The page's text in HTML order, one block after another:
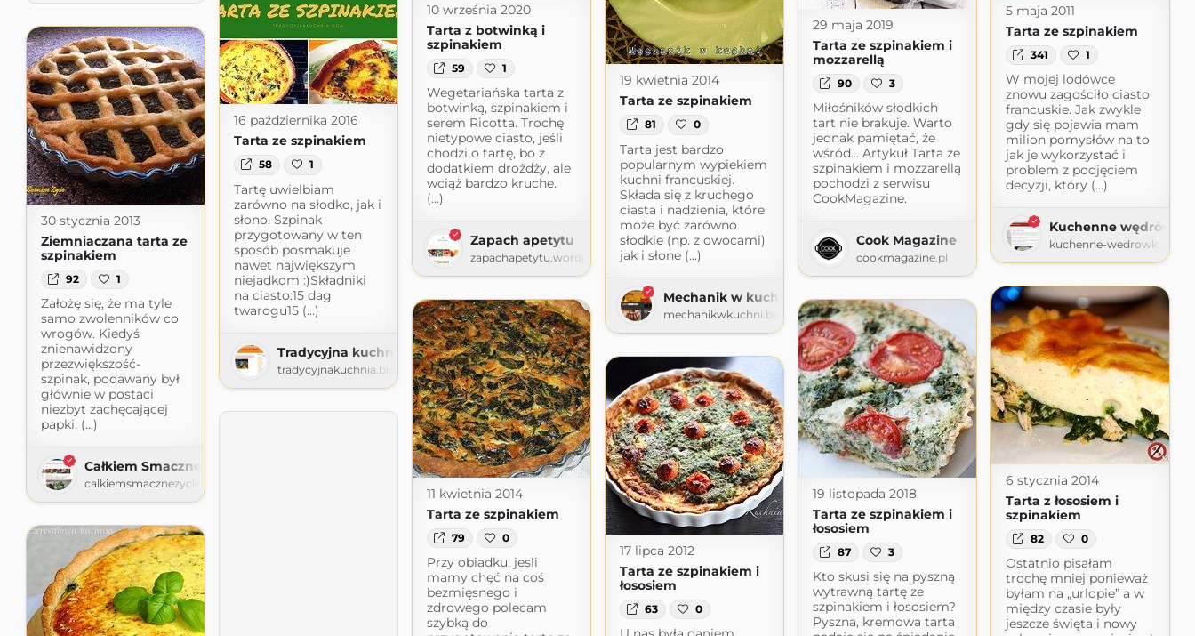
10 września 2020
Tarta z botwinką i
szpinakiem
59 1
Wegetariańska tarta z
botwinką, szpinakiem i
serem Ricotta. Trochę
nietypowe ciasto, jeśli
chodzi o tartę, bo z
dodatkiem drożdży, ale
wciąż bardzo kruche.
(...)
Zapach apetytu
zapachapetytu.wordpress.com
5 maja 2011
Tarta ze szpinakiem
341 1
W mojej lodówce
znowu zagościło ciasto
francuskie. Jak zwykle
gdy się pojawia mam
milion pomysłów na to
jak je wykorzystać i
problem z podjęciem
decyzji, który (...)
Kuchenne wędrówki
kuchenne-
29 maja 2019
Tarta ze szpinakiem i
mozzarellą
90 3
Miłośników słodkich
tart nie brakuje. Warto
jednak pamiętać, że
wśród... Artykuł Tarta ze
szpinakiem i mozzarellą
pochodzi z serwisu
CookMagazine.
Cook Magazine
cookmagazine.pl
19 kwietnia 2014
Tarta ze szpinakiem
81 0
Tarta jest bardzo
popularnym wypiekiem
kuchni francuskiej.
Składa się z kruchego
ciasta i nadzienia, które
może być zarówno
słodkie (np. z owocami)
jak i słone (...)
Mechanik w kuchni
mechanikwkuchni.blogspot.com
16 października 2016
Tarta ze szpinakiem
58 1
Tartę uwielbiam
zarówno na słodko, jak i
słono. Szpinak
przygotowany w ten
sposób posmakuje
nawet największym
niejadkom :)Składniki
na ciasto:15 dag
twarogu15 (...)
Tradycyjna kuchnia
tradycyjnakuchnia.blogspot.com
30 stycznia 2013
Ziemniaczana tarta ze
szpinakiem
92 1
Założę się, że ma tyle
samo zwolenników co
wrogów. Kiedyś
znienawidzony
przezwiększość-
szpinak, podawany był
głównie w postaci
niezbyt zachęcającej
papki. (...)
Całkiem Smaczne Życie
calkiemsmacznezycie.blogspot.com
6 stycznia 2014
Tarta z łososiem i
szpinakiem
82 0
Ostatnio pisałam
trochę mniej ponieważ
byłam na „urlopie” a w
między czasie były
jeszcze święta i nowy
11 kwietnia 2014
Tarta ze szpinakiem
79 0
Przy obiadku, jesli
mamy chęć na coś
bezmięsnego i
zdrowego polecam
szybką do
19 listopada 2018
Tarta ze szpinakiem i
łososiem
87 3
Kto skusi się na pyszną
wytrawną tartę ze
szpinakiem i łososiem?
Pyszna, kremowa tarta
17 lipca 2012
Tarta ze szpinakiem i
łososiem
63 0